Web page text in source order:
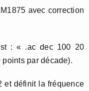
avec correction
: « .ac dec 100 20
par décade).
et définit la fréquence